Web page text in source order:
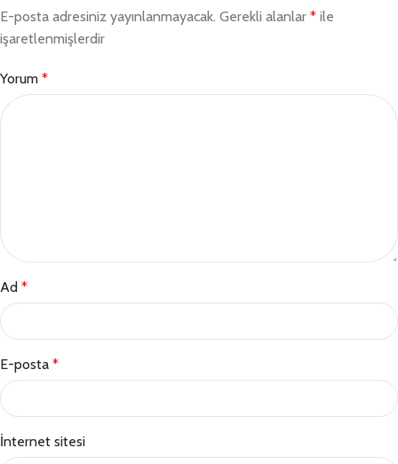
E-posta adresiniz yayınlanmayacak. Gerekli alanlar * ile
işaretlenmişlerdir
Yorum *
Ad *
E-posta *
İnternet sitesi